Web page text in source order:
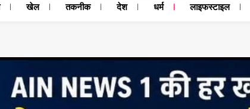
खेल तकनीक देश धर्म लाइफस्टाइल